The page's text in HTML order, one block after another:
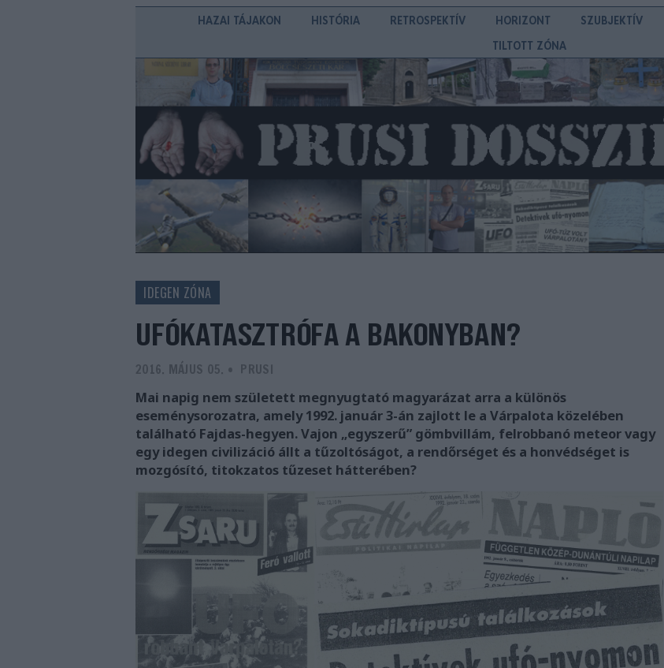
HAZAI TÁJAKON HISTÓRIA RETROSPEKTÍV HORIZONT SZUBJEKTÍV
TILTOTT ZÓNA
UFÓKATASZTRÓFA A BAKONYBAN?
2016. MÁJUS 05. - PRUSI
Mai napig nem született megnyugtató magyarázat arra a különös
eseménysorozatra, amely 1992. január 3-án zajlott le a Várpalota közelében
található Fajdas-hegyen. Vajon „egyszerű” gömbvillám, felrobbanó meteor vagy
egy idegen civilizáció állt a tűzoltóságot, a rendőrséget és a honvédséget is
mozgósító, titokzatos tűzeset hátterében?
IDEGEN ZÓNA